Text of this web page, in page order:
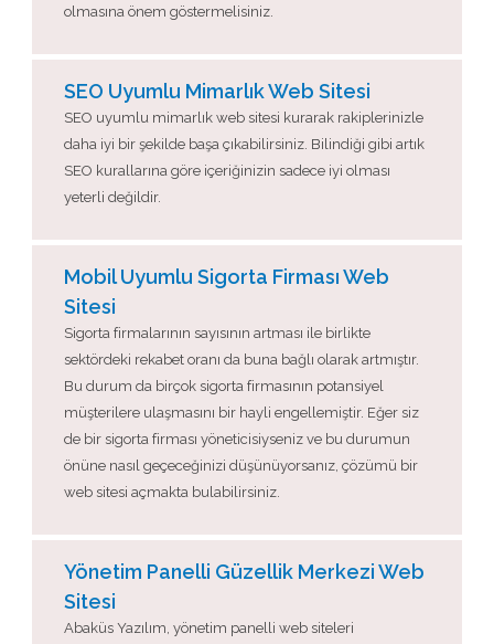
olmasına önem göstermelisiniz.
SEO Uyumlu Mimarlık Web Sitesi
SEO uyumlu mimarlık web sitesi kurarak rakiplerinizle
daha iyi bir şekilde başa çıkabilirsiniz. Bilindiği gibi artık
SEO kurallarına göre içeriğinizin sadece iyi olması
yeterli değildir.
Mobil Uyumlu Sigorta Firması Web
Sitesi
Sigorta firmalarının sayısının artması ile birlikte
sektördeki rekabet oranı da buna bağlı olarak artmıştır.
Bu durum da birçok sigorta firmasının potansiyel
müşterilere ulaşmasını bir hayli engellemiştir. Eğer siz
de bir sigorta firması yöneticisiyseniz ve bu durumun
önüne nasıl geçeceğinizi düşünüyorsanız, çözümü bir
web sitesi açmakta bulabilirsiniz.
Yönetim Panelli Güzellik Merkezi Web
Sitesi
Abaküs Yazılım, yönetim panelli web siteleri